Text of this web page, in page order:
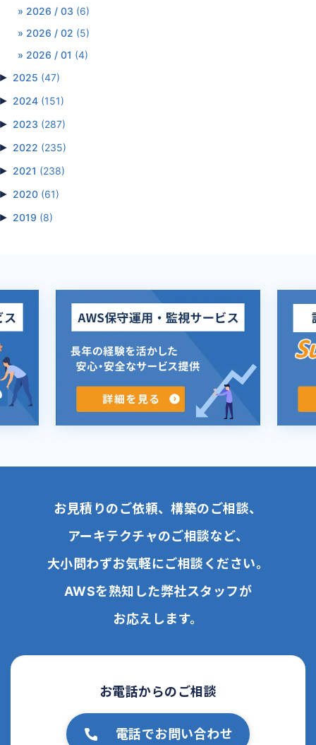
2026 / 03 (6)
2026 / 02 (5)
2026 / 01 (4)
2025 (47)
2024 (151)
2023 (287)
2022 (235)
2021 (238)
2020 (61)
2019 (8)
お見積りのご依頼、構築のご相談、
アーキテクチャのご相談など、
大小問わずお気軽にご相談ください。
AWSを熟知した弊社スタッフが
お応えします。
お電話からのご相談
電話でお問い合わせ